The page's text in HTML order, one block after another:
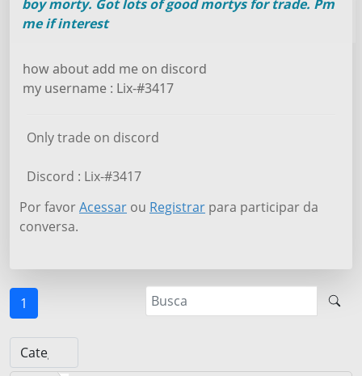
boy morty. Got lots of good mortys for trade. Pm
me if interest
how about add me on discord
my username : Lix-#3417
Only trade on discord
Discord : Lix-#3417
Por favorAcessar ou Registrar para participar da
conversa.
1